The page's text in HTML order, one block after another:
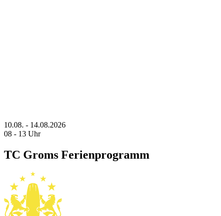
10.08. - 14.08.2026
08 - 13 Uhr
TC Groms Ferienprogramm